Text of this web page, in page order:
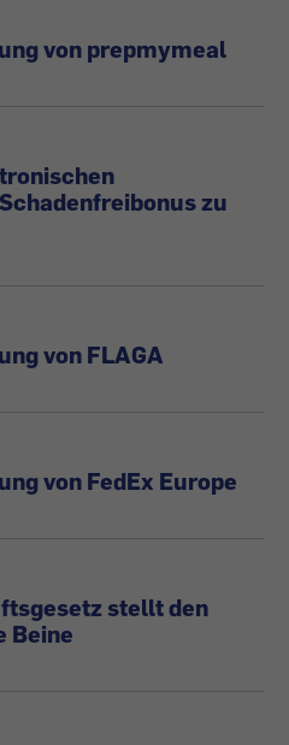
von prepmymeal
zu
von FLAGA
von FedEx Europe
stellt den
Beine